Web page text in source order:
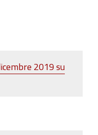
2019 su